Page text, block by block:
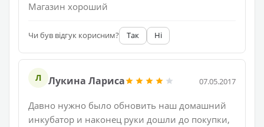
Магазин хороший
Чи був відгук корисним? Так Ні
Л Лукина Лариса 07.05.2017
Давно нужно было обновить наш домашний
инкубатор и наконец руки дошли до покупки,